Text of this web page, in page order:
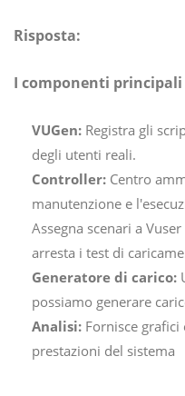
Risposta:
I componenti
VUGen: Registra gli
degli utenti reali.
Controller: Centro
manutenzione e
Assegna scenari a
arresta i test di
Generatore di carico:
possiamo generare
Analisi: Fornisce
prestazioni del sistema